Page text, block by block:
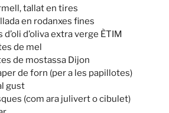
tallat en tires
en rodanxes fines
d’oliva extra verge ÈTIM
de mel
de mostassa Dijon
de forn (per a les papillotes)
gust
(com ara julivert o cibulet)